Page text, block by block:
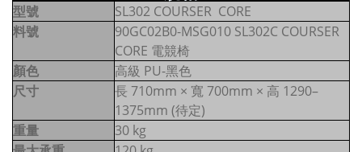
型號
SL302 COURSER CORE
料號
90GC02B0-MSG010 SL302C COURSER
CORE 電競椅
顏色
高級 PU-黑色
尺寸
長 710mm × 寬 700mm × 高 1290–
1375mm (待定)
重量
30 kg